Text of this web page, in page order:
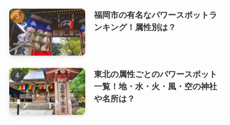
福岡市の有名なパワースポットラ
ンキング！属性別は？
東北の属性ごとのパワースポット
一覧！地・水・火・風・空の神社
や名所は？